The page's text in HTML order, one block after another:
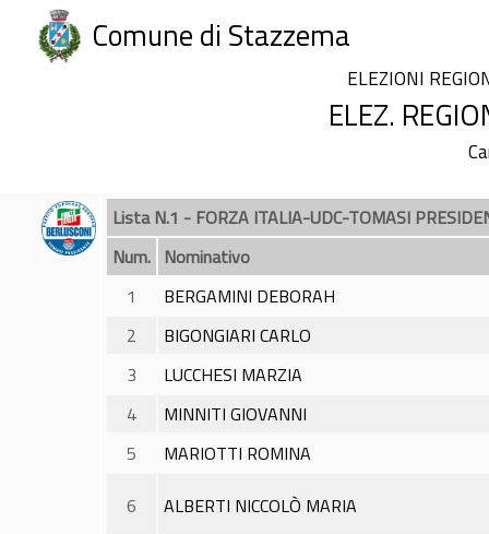
Comune di Stazzema
ELEZIONI
ELEZ.
Lista N.1 - FORZA ITALIA-UDC-TOMASI
Num. Nominativo
1
BERGAMINI DEBORAH
2
BIGONGIARI CARLO
3
LUCCHESI MARZIA
4
MINNITI GIOVANNI
5
MARIOTTI ROMINA
6
ALBERTI NICCOLÒ MARIA